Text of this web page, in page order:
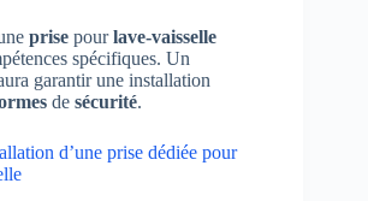
prise pourlave-vaisselle
spécifiques. Un
garantir une installation
de sécurité.
d’une prise dédiée pour